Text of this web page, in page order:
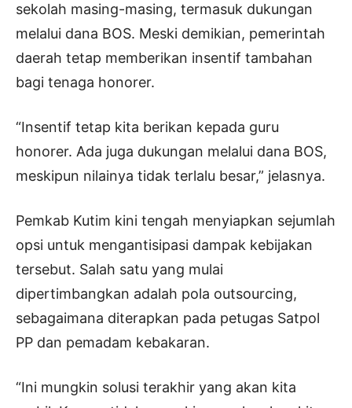
sekolah masing-masing, termasuk dukungan
melalui dana BOS. Meski demikian, pemerintah
daerah tetap memberikan insentif tambahan
bagi tenaga honorer.
“Insentif tetap kita berikan kepada guru
honorer. Ada juga dukungan melalui dana BOS,
meskipun nilainya tidak terlalu besar,” jelasnya.
Pemkab Kutim kini tengah menyiapkan sejumlah
opsi untuk mengantisipasi dampak kebijakan
tersebut. Salah satu yang mulai
dipertimbangkan adalah pola outsourcing,
sebagaimana diterapkan pada petugas Satpol
PP dan pemadam kebakaran.
“Ini mungkin solusi terakhir yang akan kita